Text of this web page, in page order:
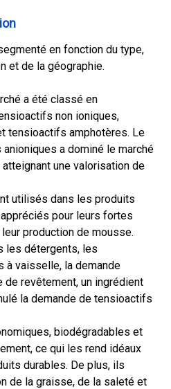
en fonction du type,
et de la géographie.
a été classé en
non ioniques,
tensioactifs amphotères. Le
a dominé le marché
une valorisation de
utilisés dans les produits
pour leurs fortes
production de mousse.
les détergents, les
à vaisselle, la demande
revêtement, un ingrédient
la demande de tensioactifs
biodégradables et
ce qui les rend idéaux
durables. De plus, ils
de la graisse, de la saleté et